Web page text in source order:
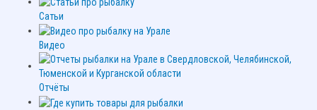
Сатьи
Видео
Отчёты